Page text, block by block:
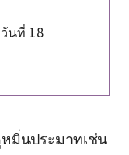
นที่ 18
มิ่นประมาทเช่น